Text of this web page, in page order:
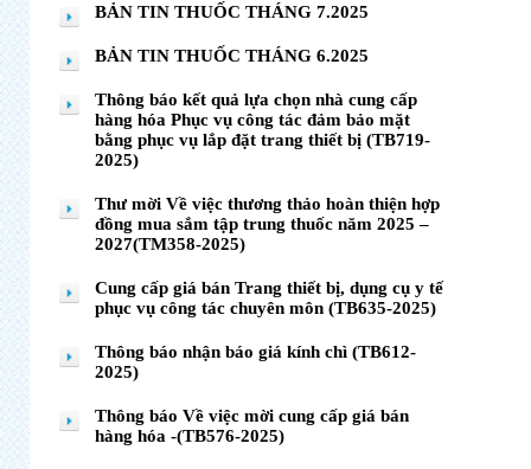
BẢN TIN THUỐC THÁNG 7.2025
BẢN TIN THUỐC THÁNG 6.2025
Thông báo kết quả lựa chọn nhà cung cấp
hàng hóa Phục vụ công tác đảm bảo mặt
bằng phục vụ lắp đặt trang thiết bị (TB719-
2025)
Thư mời Về việc thương thảo hoàn thiện hợp
đồng mua sắm tập trung thuốc năm 2025 –
2027(TM358-2025)
Cung cấp giá bán Trang thiết bị, dụng cụ y tế
phục vụ công tác chuyên môn (TB635-2025)
Thông báo nhận báo giá kính chì (TB612-
2025)
Thông báo Về việc mời cung cấp giá bán
hàng hóa -(TB576-2025)